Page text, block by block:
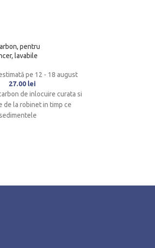
pentru
lavabile
pe 12 - 18 august
27.00 lei
de inlocuire curata si
de la robinet in timp ce